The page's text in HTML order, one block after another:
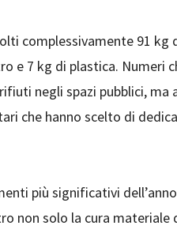
complessivamente 91
e 7 kg di plastica. Numeri
negli spazi pubblici, ma
che hanno scelto di
più significativi
non solo la cura materiale